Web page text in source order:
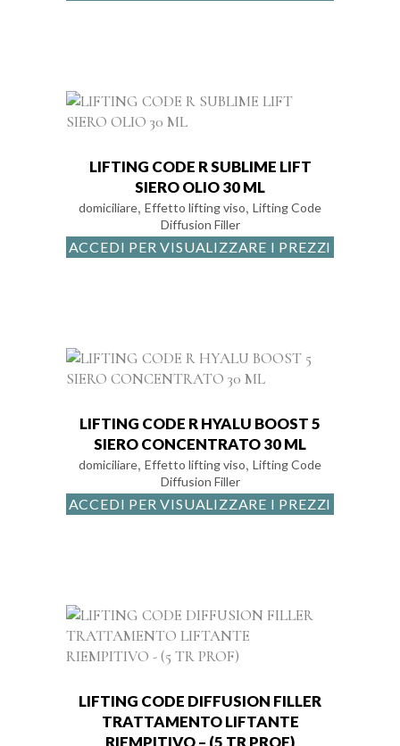
LIFTING CODE R SUBLIME LIFT
SIERO OLIO 30 ML
domiciliare, Effetto lifting viso, Lifting Code
Diffusion Filler
ACCEDI PER VISUALIZZARE I PREZZI
LIFTING CODE R HYALU BOOST 5
SIERO CONCENTRATO 30 ML
domiciliare, Effetto lifting viso, Lifting Code
Diffusion Filler
ACCEDI PER VISUALIZZARE I PREZZI
LIFTING CODE DIFFUSION FILLER
TRATTAMENTO LIFTANTE